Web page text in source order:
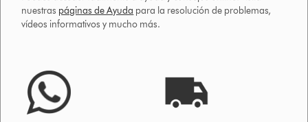
nuestras páginas de Ayuda para la resolución de problemas,
vídeos informativos y mucho más.